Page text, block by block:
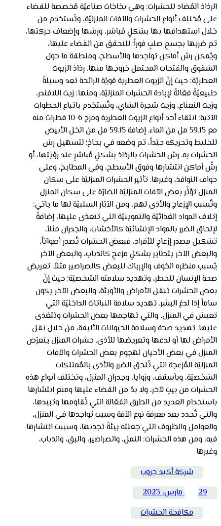
الرذاذ المُضاد للحشرات: وهي بخاخات صناعيّة مُخصصة للقضاء
على مُختلف أنواع الحشرات والآفات المنزليّة، وتُستخدم من
خلال استهدافها بها بشكلٍ مُباشر، ورشها وإضعاف حركتها،
ثم ضربها بجسمٍ صلبٍ فوراً؛ للتحقق من القضاء عليها،
ويُمكن رش أماكن تواجدها والأسطح، ومنطقة ما حول
الشقوق والفتحات المحتمل خروجها منها. رذاذ الزيوت
العطريّة: حيث إنّ الزيوت العطرية قويّة الرائحة تعد وسيلةً
طبيعيّةً فعّالةً لإبادة الحشرات المنزليّة، ومنها: زيت اللافندر،
وزيت النعناع، وزيت شجرة الشاي، وتُستخدم باتباع الخطوات
الآتية: انتقاء أحد أنواع الزيوت العطرية ومزج 6-10 قطرات منه
مع 59.15 مل من الماء. إضافة 59.15 مل من الخل الأبيض
للخليط وتحريكه جيّداً، ثم وضعه في بخاخ؛ لتسهيل رش
الحشرات به. رش الحشرات بالرذاذ بشكلٍ مُباشرٍ عند رؤيتها، أو
رشّ أماكن انتشارها وفوق الأسطح، وفي المطابخ، وعلى
حواف النوافذ، وغيرها. تأثير الحشرات المنزليّة على سكان
المنزل تؤثّر بعض الآفات المنزليّة الضارّة على سكان المنزل
وتُسبب الإزعاج والأذى لهم، ومن الآثار السلبيّة لها ما ياتي:
إتلاف المواد الغذائيّة والتموينيّة التي تتغذى عليها، إضافةً
لإلحاق الضرر بالمواد الإنشائيّة كالأخشاب، والجدران مثلاً.
تشكيل مصدر إزعاجٍ للأفراد، فبعض الحشرات تُصدر أصواتاً،
والبعض الآخر يتطاير بشكلٍ مزعجٍ كالذباب، والبعض الآخر
يُسبب منظره الخوف والإرباك للبعض كالصراصير مثلاً. تعريض
صحة الإنسان للخطر، وتهديد سلامته الشخصيّة؛ حيث إنّ
بعض الحشرات تنقل الأمراض والأوبئة، والبعض الآخر يكون
ساماً إذا لدغ البشر. تهديد سلامة النباتات الداخليّة التي
تعيش في المنزل، والتي تهاجمها بعض الحشرات وتتغذى
عليها. تهديد صحة وسلامة الحيوانات الأليفة، من خلال نقل
الأمراض لها أو لدغها وتعريضها للأذى. حشرات المنزل يتعرّص
المنزل في بعض الأحيان لهجوم بعض الحشرات والآفات
المنزليّة المُزعجة التي تُلحق الضرر والأذى بالمُمتلكات
الشخصيّة، وبأسقف، وزوايا، وجدران المنزل، وتختلف أنواع هذه
الحشرات من بيتٍ لآخر، ولا بدّ من القضاء عليها ومنع انتشارها
باستخدام العديد من الطرق الفعّالة التي تُقاومها وتبيدها،
والتي تُحدد بعد معرفة نوع الآفة وسبب تواجدها في المنزل،
والعوامل والظروف التي جعلته بيئةً تجذبها، وسببت انتشارها
فيه، ومن هذه الحشرات: النمل، والصراصير، والبق، والذباب،
وغيرها
شركة أكيد جروب
29 مارس، 2023
مكافحة الحشرات